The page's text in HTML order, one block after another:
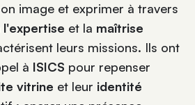
image et exprimer à travers
l'expertise et la maîtrise
leurs missions. Ils ont
à ISICS pour repenser
vitrine et leur identité